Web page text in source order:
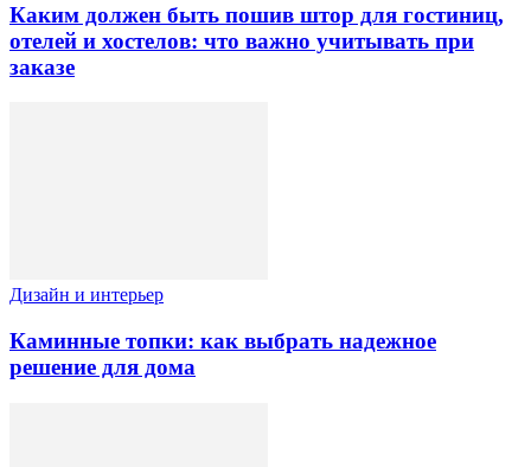
Каким должен быть пошив штор для гостиниц,
отелей и хостелов: что важно учитывать при
заказе
Дизайн и интерьер
Каминные топки: как выбрать надежное
решение для дома